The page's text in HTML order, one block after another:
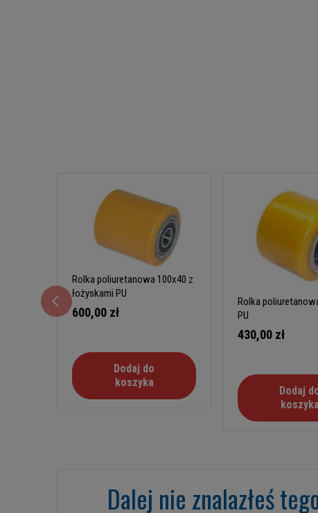
Rolka poliuretanowa 100x40 z
łożyskami PU
600,00 zł
Dodaj do
koszyka
Rolka
PU
430,00 zł
Dodaj
koszyka
Dalej nie znalazłeś